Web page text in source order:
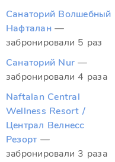
Санаторий Волшебный
Нафталан —
забронировали 5 раз
Санаторий Nur —
забронировали 4 раза
Naftalan Central
Wellness Resort /
Централ Велнесс
Резорт —
забронировали 3 раза